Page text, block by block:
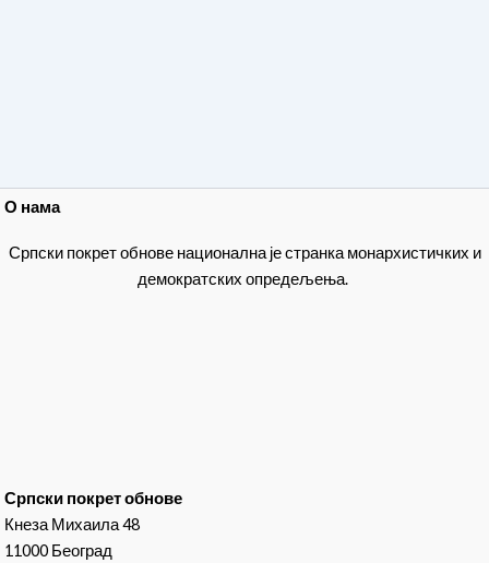
О нама
Српски покрет обнове национална је странка монархистичких и
демократских опредељења.
Српски покрет обнове
Кнеза Михаила 48
11000 Београд